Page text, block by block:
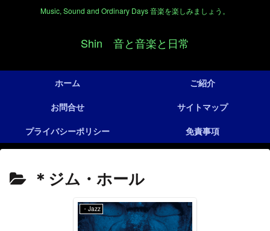
Music, Sound and Ordinary Days 音楽を楽しみましょう。
Shin 音と音楽と日常
ホーム
ご紹介
お問合せ
サイトマップ
プライバシーポリシー
免責事項
＊ジム・ホール
・Jazz